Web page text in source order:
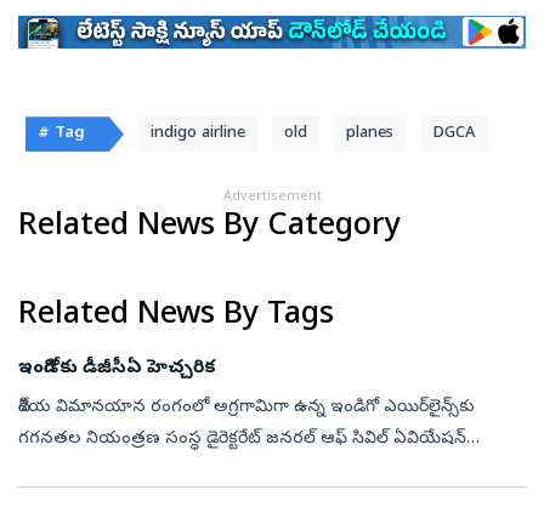
# Tag indigo airline old planes DGCA
Advertisement
Related News By Category
Related News By Tags
ఇండిగోకు డీజీసీఏ హెచ్చరిక
దేశీయ విమానయాన రంగంలో అగ్రగామిగా ఉన్న ఇండిగో ఎయిర్‌లైన్స్‌కు
గగనతల నియంత్రణ సంస్థ డైరెక్టరేట్ జనరల్ ఆఫ్ సివిల్ ఏవియేషన్